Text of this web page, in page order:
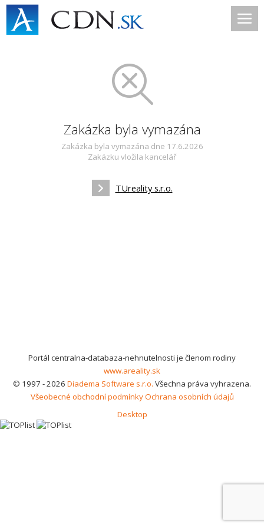
Zakázka byla vymazána
Zakázka byla vymazána dne 17.6.2026
Zakázku vložila kancelář
TUreality s.r.o.
Portál centralna-databaza-nehnutelnosti je členom rodiny
www.areality.sk
© 1997 - 2026 Diadema Software s.r.o. Všechna práva vyhrazena.
Všeobecné obchodní podmínkyOchrana osobních údajů
Desktop